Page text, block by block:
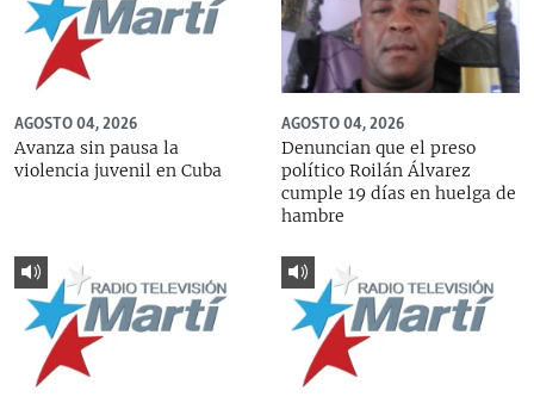
AGOSTO 04, 2026
Avanza sin pausa la
violencia juvenil en Cuba
AGOSTO 04, 2026
Denuncian que el preso
político Roilán Álvarez
cumple 19 días en huelga de
hambre